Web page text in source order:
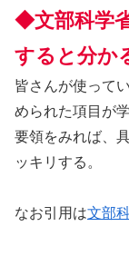
◆文部科学
すると分か
皆さんが使って
められた項目が
要領をみれば、
ッキリする。
なお引用は文部